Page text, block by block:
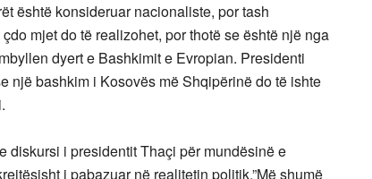
është konsideruar nacionaliste, por tash
mjet do të realizohet, por thotë se është një nga
dyert e Bashkimit e Evropian. Presidenti
një bashkim i Kosovës më Shqipërinë do të ishte
diskursi i presidentit Thaçi për mundësinë e
i pabazuar në realitetin politik.”Më shumë